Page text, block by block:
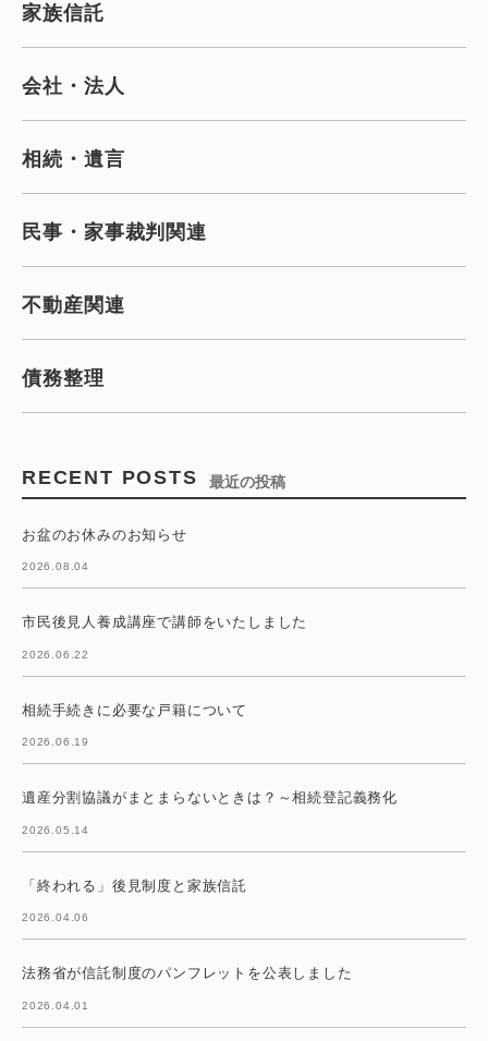
家族信託
会社・法人
相続・遺言
民事・家事裁判関連
不動産関連
債務整理
RECENT POSTS 最近の投稿
お盆のお休みのお知らせ
2026.08.04
市民後見人養成講座で講師をいたしました
2026.06.22
相続手続きに必要な戸籍について
2026.06.19
遺産分割協議がまとまらないときは？～相続登記義務化
2026.05.14
「終われる」後見制度と家族信託
2026.04.06
法務省が信託制度のパンフレットを公表しました
2026.04.01